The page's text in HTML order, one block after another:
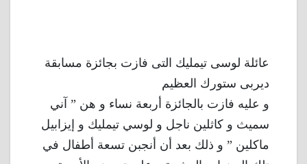
عائلة لوسى تيمليك التى فازت بجائزة مسابقة
ديربى ستورك العظيم
و عليه فازت بالجائزة أربعة نساء و هن ” آني
سميث و كاثلين ناجل و لوسي تيمليك و إيزابيل
ماكلين ” و ذلك بعد أن أنجبن تسعة أطفال في